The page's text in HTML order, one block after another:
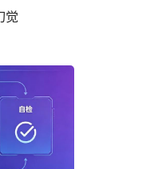
觉